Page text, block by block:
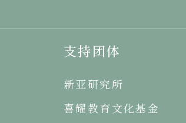
支持团体
新亚研究所
喜耀教育文化基金